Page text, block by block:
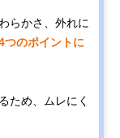
らかさ、外れに
つのポイントに
ため、ムレにく